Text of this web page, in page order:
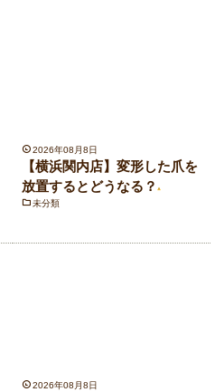
2026年08月8日
【横浜関内店】変形した爪を
放置するとどうなる？
未分類
2026年08月8日